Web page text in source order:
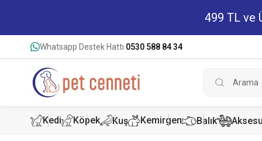
499 TL ve
Whatsapp Destek Hattı 0530 588 84 34
Kedi Köpek Kuş Kemirgen Balık